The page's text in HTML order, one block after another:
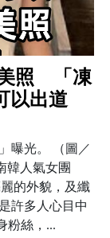
美照 「凍
以出道
曝光。 （圖／
韓人氣女團
的外貌，及纖
許多人心目中
粉絲，...